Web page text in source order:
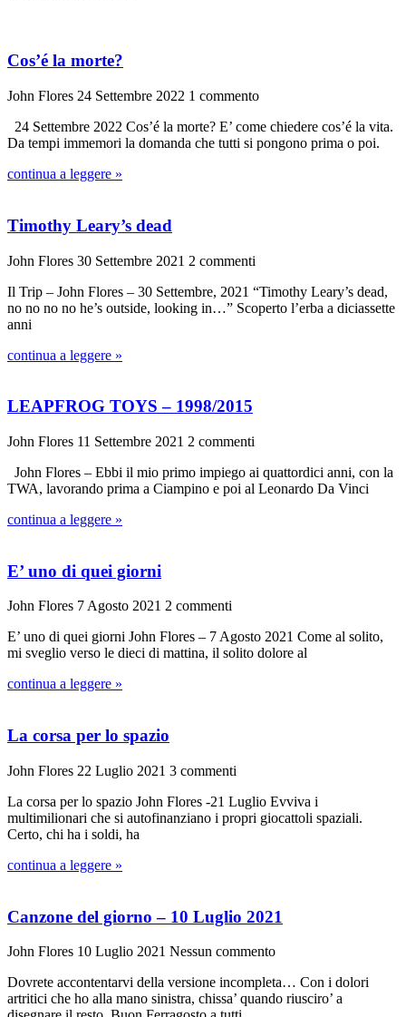
Cos’é la morte?
John Flores 24 Settembre 2022 1 commento
24 Settembre 2022 Cos’é la morte? E’ come chiedere cos’é la vita.
Da tempi immemori la domanda che tutti si pongono prima o poi.
continua a leggere »
Timothy Leary’s dead
John Flores 30 Settembre 2021 2 commenti
Il Trip – John Flores – 30 Settembre, 2021 “Timothy Leary’s dead,
no no no no he’s outside, looking in…” Scoperto l’erba a diciassette
anni
continua a leggere »
LEAPFROG TOYS – 1998/2015
John Flores 11 Settembre 2021 2 commenti
John Flores – Ebbi il mio primo impiego ai quattordici anni, con la
TWA, lavorando prima a Ciampino e poi al Leonardo Da Vinci
continua a leggere »
E’ uno di quei giorni
John Flores 7 Agosto 2021 2 commenti
E’ uno di quei giorni John Flores – 7 Agosto 2021 Come al solito,
mi sveglio verso le dieci di mattina, il solito dolore al
continua a leggere »
La corsa per lo spazio
John Flores 22 Luglio 2021 3 commenti
La corsa per lo spazio John Flores -21 Luglio Evviva i
multimilionari che si autofinanziano i propri giocattoli spaziali.
Certo, chi ha i soldi, ha
continua a leggere »
Canzone del giorno – 10 Luglio 2021
John Flores 10 Luglio 2021 Nessun commento
Dovrete accontentarvi della versione incompleta… Con i dolori
artritici che ho alla mano sinistra, chissa’ quando riusciro’ a